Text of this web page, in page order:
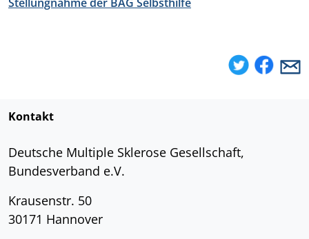
Kontakt
Deutsche Multiple Sklerose Gesellschaft,
Bundesverband e.V.
Krausenstr. 50
30171 Hannover